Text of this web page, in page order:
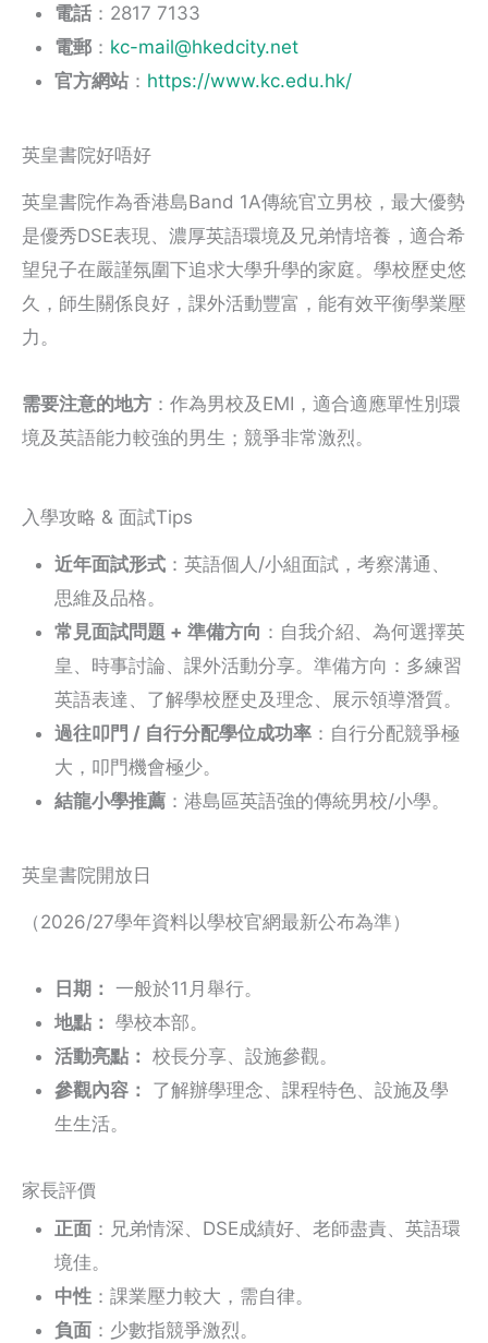
電話 ：2817 7133
電郵 ： kc-mail@hkedcity.net
官方網站 ： https://www.kc.edu.hk/
英皇書院好唔好
英皇書院作為香港島Band 1A傳統官立男校，最大優勢
是優秀DSE表現、濃厚英語環境及兄弟情培養，適合希
望兒子在嚴謹氛圍下追求大學升學的家庭。學校歷史悠
久，師生關係良好，課外活動豐富，能有效平衡學業壓
力。
需要注意的地方 ：作為男校及EMI，適合適應單性別環
境及英語能力較強的男生；競爭非常激烈。
入學攻略 & 面試Tips
近年面試形式 ：英語個人/小組面試，考察溝通、
思維及品格。
常見面試問題 + 準備方向 ：自我介紹、為何選擇英
皇、時事討論、課外活動分享。準備方向：多練習
英語表達、了解學校歷史及理念、展示領導潛質。
過往叩門 / 自行分配學位成功率 ：自行分配競爭極
大，叩門機會極少。
結龍小學推薦 ：港島區英語強的傳統男校/小學。
英皇書院開放日
（2026/27學年資料以學校官網最新公布為準）
日期： 一般於11月舉行。
地點： 學校本部。
活動亮點： 校長分享、設施參觀。
參觀內容：
了解辦學理念、課程特色、設施及學
生生活。
家長評價
正面 ：兄弟情深、DSE成績好、老師盡責、英語環
境佳。
中性 ：課業壓力較大，需自律。
負面 ：少數指競爭激烈。